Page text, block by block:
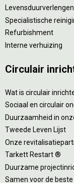
Specialistische
Refurbishment
Interne verhuizing
Circulair
Wat is circulair
Sociaal en circulair
Duurzaamheid in
Tweede Leven Lijst
Onze
Tarkett Restart ®
Duurzame
Samen voor de